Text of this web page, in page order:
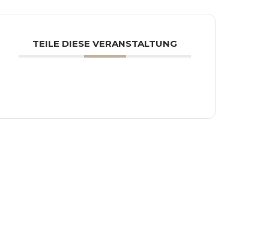
TEILE DIESE VERANSTALTUNG